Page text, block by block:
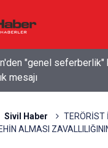
"genel seferberlik"
mesajı
Sivil Haber
TERÖRİST
ALMASI